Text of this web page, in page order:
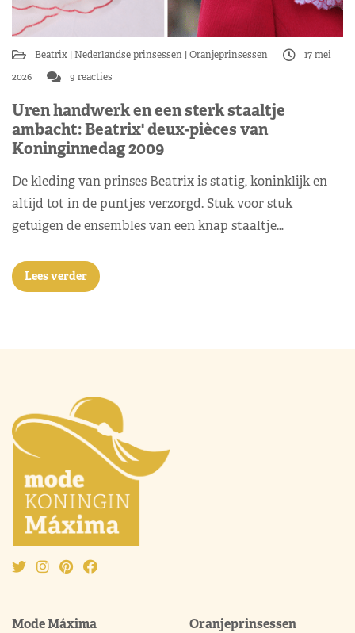
Beatrix Nederlandse prinsessen Oranjeprinsessen
17 mei
2026
9 reacties
Uren handwerk en een sterk staaltje
ambacht: Beatrix' deux-pièces van
Koninginnedag 2009
De kleding van prinses Beatrix is statig, koninklijk en
altijd tot in de puntjes verzorgd. Stuk voor stuk
getuigen de ensembles van een knap staaltje…
Lees verder
Mode Máxima Oranjeprinsessen